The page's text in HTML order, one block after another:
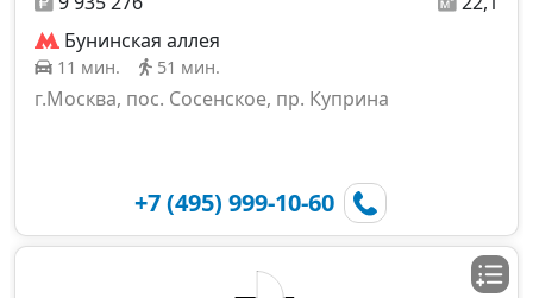
Бунинская аллея
11 мин. 51 мин.
г.Москва, пос. Сосенское, пр. Куприна
+7 (495) 999-10-60